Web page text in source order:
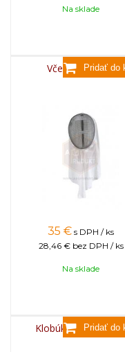
Na sklade
Včelárska kukla
35 € s DPH / ks
28,46 € bez DPH / ks
Na sklade
Klobúk BEE